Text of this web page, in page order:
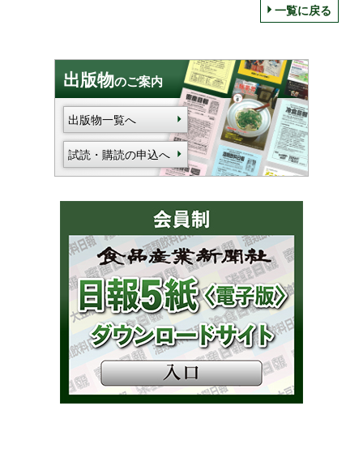
一覧に戻る
出版物のご案内
出版物一覧へ
試読・購読の申込へ